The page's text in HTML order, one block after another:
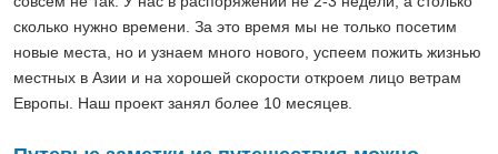
сколько нужно времени. За это время мы не только посетим
новые места, но и узнаем много нового, успеем пожить жизнью
местных в Азии и на хорошей скорости откроем лицо ветрам
Европы. Наш проект занял более 10 месяцев.